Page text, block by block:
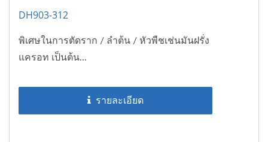
DH903-312
พิเศษในการตัดราก / ลำต้น / หัวพืชเช่นมันฝรั่ง
แครอท เป็นต้น...
รายละเอียด